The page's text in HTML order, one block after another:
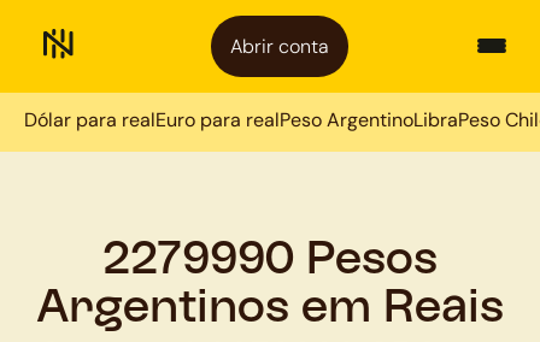
Abrir conta
Dólar para realEuro para realPeso ArgentinoLibraPeso
2279990 Pesos
Argentinos em Reais